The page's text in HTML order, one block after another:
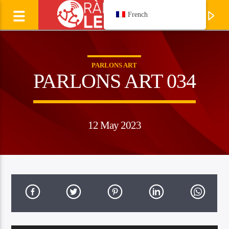
Ecoutez
LAURENT CAVALIE
PARLONS ART
PARLONS ART 034
12 May 2023
French